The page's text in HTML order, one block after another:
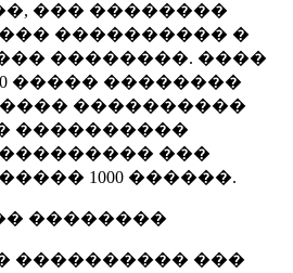
��� ��������
���������� �
��������. ����
����� ��������
����������
����������
���
1000 ������.
��������
���������� ���